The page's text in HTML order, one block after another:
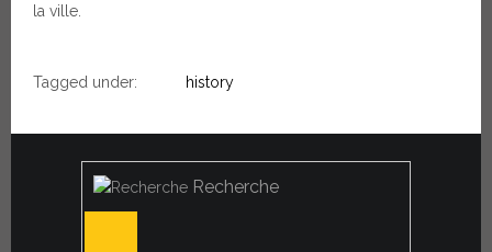
la ville.
Tagged under: history
Recherche